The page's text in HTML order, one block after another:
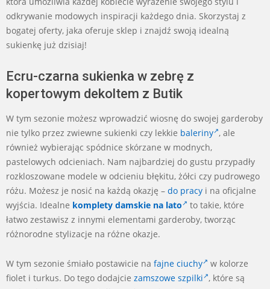
odkrywanie modowych inspiracji każdego dnia. Skorzystaj z
bogatej oferty, jaka oferuje sklep i znajdź swoją idealną
sukienkę już dzisiaj!
Ecru-czarna sukienka w zebrę z
kopertowym dekoltem z Butik
W tym sezonie możesz wprowadzić wiosnę do swojej garderoby
nie tylko przez zwiewne sukienki czy lekkie baleriny , ale
również wybierając spódnice skórzane w modnych,
pastelowych odcieniach. Nam najbardziej do gustu przypadły
rozkloszowane modele w odcieniu błękitu, żółci czy pudrowego
różu. Możesz je nosić na każdą okazję – do pracy i na oficjalne
wyjścia. Idealne komplety damskie na lato
to takie, które
łatwo zestawisz z innymi elementami garderoby, tworząc
różnorodne stylizacje na różne okazje.
W tym sezonie śmiało postawicie na fajne ciuchy
w kolorze
fiolet i turkus. Do tego dodajcie zamszowe szpilki , które są